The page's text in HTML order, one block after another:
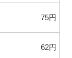
75円
62円